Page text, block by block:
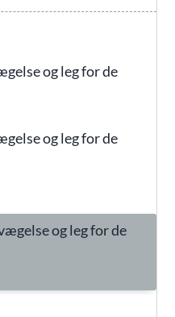
og leg for de
og leg for de
og leg for de